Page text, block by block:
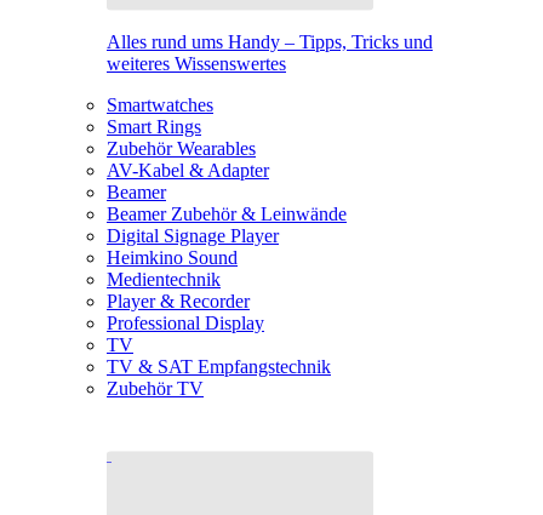
Alles rund ums Handy – Tipps, Tricks und
weiteres Wissenswertes
Smartwatches
Smart Rings
Zubehör Wearables
AV-Kabel & Adapter
Beamer
Beamer Zubehör & Leinwände
Digital Signage Player
Heimkino Sound
Medientechnik
Player & Recorder
Professional Display
TV
TV & SAT Empfangstechnik
Zubehör TV